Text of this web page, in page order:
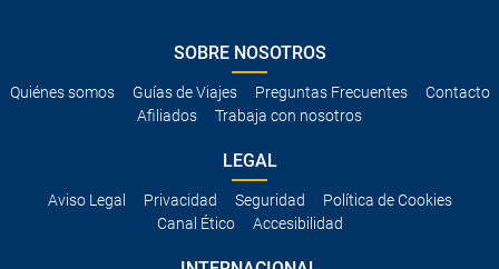
SOBRE NOSOTROS
Quiénes somos Guías de Viajes Preguntas Frecuentes
Contacto
Afiliados
Trabaja con nosotros
LEGAL
Aviso Legal Privacidad Seguridad
Política de Cookies
Canal Ético
Accesibilidad